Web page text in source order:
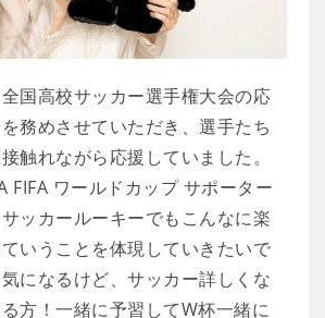
国高校サッカー選手権大会の応
務めさせていただき、選手たち
触れながら応援していました。
FIFA ワールドカップ サポーター
ッカールーキーでもこんなに楽
いうことを体現していきたいで
になるけど、サッカー詳しくな
方！一緒に予習してW杯一緒に